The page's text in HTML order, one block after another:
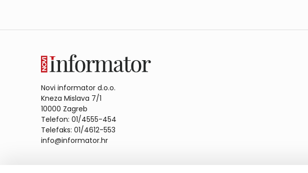
Novi informator d.o.o.
Kneza Mislava 7/1
10000 Zagreb
Telefon: 01/4555-454
Telefaks: 01/4612-553
info@informator.hr